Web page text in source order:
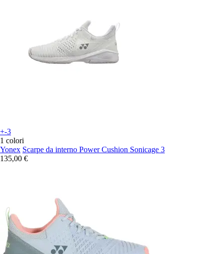
+-3
1 colori
Yonex Scarpe da interno Power Cushion Sonicage 3
135,00 €